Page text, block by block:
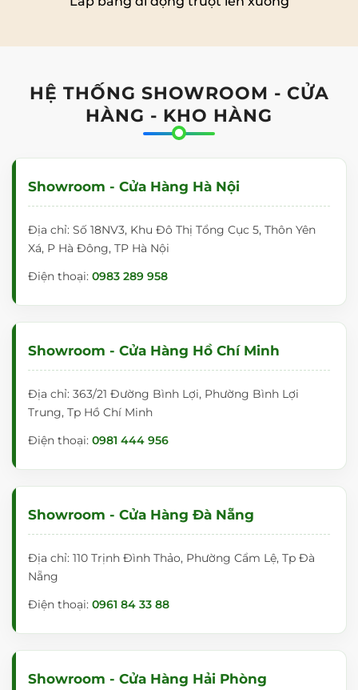
HỆ THỐNG SHOWROOM - CỬA
HÀNG - KHO HÀNG
Showroom - Cửa Hàng Hà Nội
Địa chỉ: Số 18NV3, Khu Đô Thị Tổng Cục 5, Thôn Yên
Xá, P Hà Đông, TP Hà Nội
Điện thoại: 0983 289 958
Showroom - Cửa Hàng Hồ Chí Minh
Địa chỉ: 363/21 Đường Bình Lợi, Phường Bình Lợi
Trung, Tp Hồ Chí Minh
Điện thoại: 0981 444 956
Showroom - Cửa Hàng Đà Nẵng
Địa chỉ: 110 Trịnh Đình Thảo, Phường Cẩm Lệ, Tp Đà
Nẵng
Điện thoại: 0961 84 33 88
Showroom - Cửa Hàng Hải Phòng